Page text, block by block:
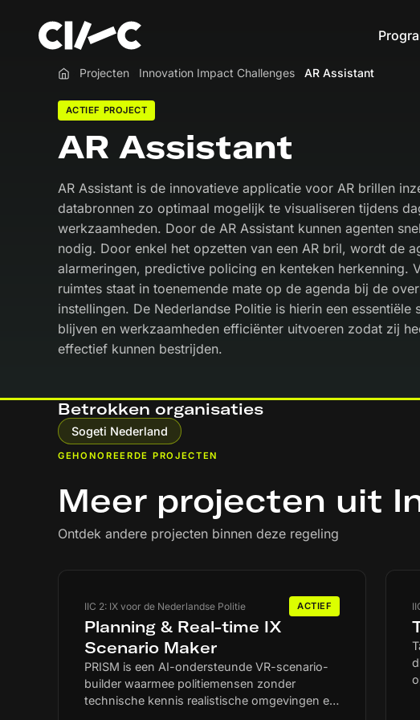
Home
Projecten Innovation Impact Challenges AR Assistant
ACTIEF PROJECT
AR Assistant
AR Assistant is de innovatieve applicatie voor AR brillen
databronnen zo optimaal mogelijk te visualiseren tijdens
werkzaamheden. Door de AR Assistant kunnen agenten
nodig. Door enkel het opzetten van een AR bril, wordt de
alarmeringen, predictive policing en kenteken herkenning.
ruimtes staat in toenemende mate op de agenda bij de
instellingen. De Nederlandse Politie is hierin een
blijven en werkzaamheden efficiënter uitvoeren zodat zij
effectief kunnen bestrijden.
Betrokken organisaties
Sogeti Nederland
GEHONOREERDE PROJECTEN
Meer projecten uit
Ontdek andere projecten binnen deze regeling
IIC 2: IX voor de Nederlandse Politie ACTIEF
Planning & Real-time IX
Scenario Maker
PRISM is een AI-ondersteunde VR-scenario-
builder waarmee politiemensen zonder
technische kennis realistische omgevingen en